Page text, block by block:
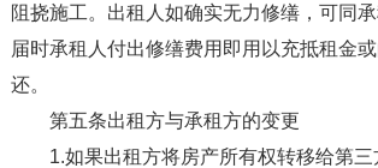
阻挠施工。出租人如确实无力修缮，可同承
届时承租人付出修缮费用即用以充抵租金
还。
第五条出租方与承租方的变更
1.如果出租方将房产所有权转移给第